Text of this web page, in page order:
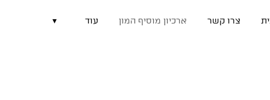
צרו קשר ארכיון מוסיף המון עוד ▾